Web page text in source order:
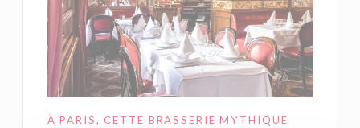
À PARIS, CETTE BRASSERIE MYTHIQUE